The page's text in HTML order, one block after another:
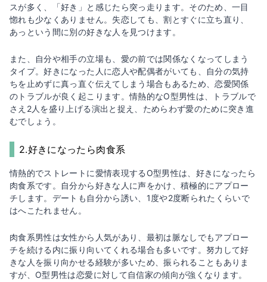
スが多く、「好き」と感じたら突っ走ります。そのため、一目
惚れも少なくありません。失恋しても、割とすぐに立ち直り、
あっという間に別の好きな人を見つけます。
また、自分や相手の立場も、愛の前では関係なくなってしまう
タイプ。好きになった人に恋人や配偶者がいても、自分の気持
ちを止めずに真っ直ぐ伝えてしまう場合もあるため、恋愛関係
のトラブルが良く起こります。情熱的なO型男性は、トラブルで
さえ2人を盛り上げる演出と捉え、ためらわず愛のために突き進
むでしょう。
2.好きになったら肉食系
情熱的でストレートに愛情表現するO型男性は、好きになったら
肉食系です。自分から好きな人に声をかけ、積極的にアプロー
チします。デートも自分から誘い、1度や2度断られたくらいで
はへこたれません。
肉食系男性は女性から人気があり、最初は脈なしでもアプロー
チを続ける内に振り向いてくれる場合も多いです。努力して好
きな人を振り向かせる経験が多いため、振られることもありま
すが、O型男性は恋愛に対して自信家の傾向が強くなります。